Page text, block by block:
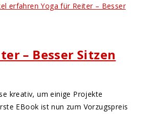
– Besser Sitzen
kreativ, um einige Projekte
EBook ist nun zum Vorzugspreis